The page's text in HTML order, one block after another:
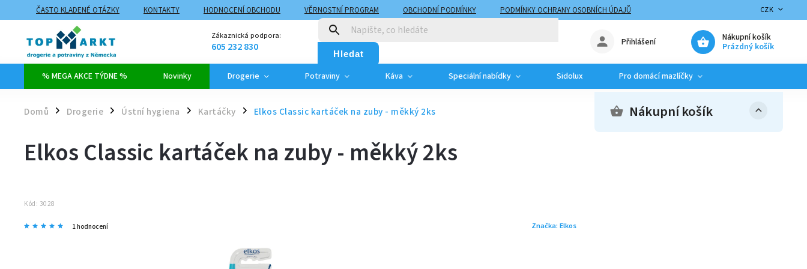
ČASTO KLADENÉ OTÁZKY KONTAKTY HODNOCENÍ OBCHODU VĚRNOSTNÍ PROGRAM OBCHODNÍ PODMÍNKY
PODMÍNKY OCHRANY OSOBNÍCH ÚDAJŮ
ZPŮSOBY DOPRAVY A PLATBY
MOJE OBJEDNÁVKA
CZK
Zákaznická podpora:
605 232 830 Hledat
Nákupní košík
Prázdný košík
Přihlášení
% MEGA AKCE TÝDNE % Novinky Drogerie Potraviny Káva Speciální nabídky Sidolux Pro domácí mazlíčky
Domů / Drogerie / Ústní hygiena / Kartáčky / Elkos Classic kartáček na zuby - měkký 2ks Nákupní košík
Elkos Classic kartáček na zuby - měkký 2ks
Kód: 3028
1 hodnocení Značka: Elkos